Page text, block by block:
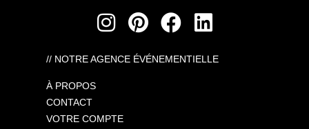
// NOTRE AGENCE ÉVÉNEMENTIELLE
À PROPOS
CONTACT
VOTRE COMPTE